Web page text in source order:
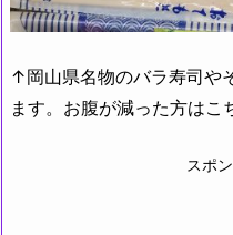
↑岡山県名物のバラ寿司や
ます。お腹が減った方はこ
スポ